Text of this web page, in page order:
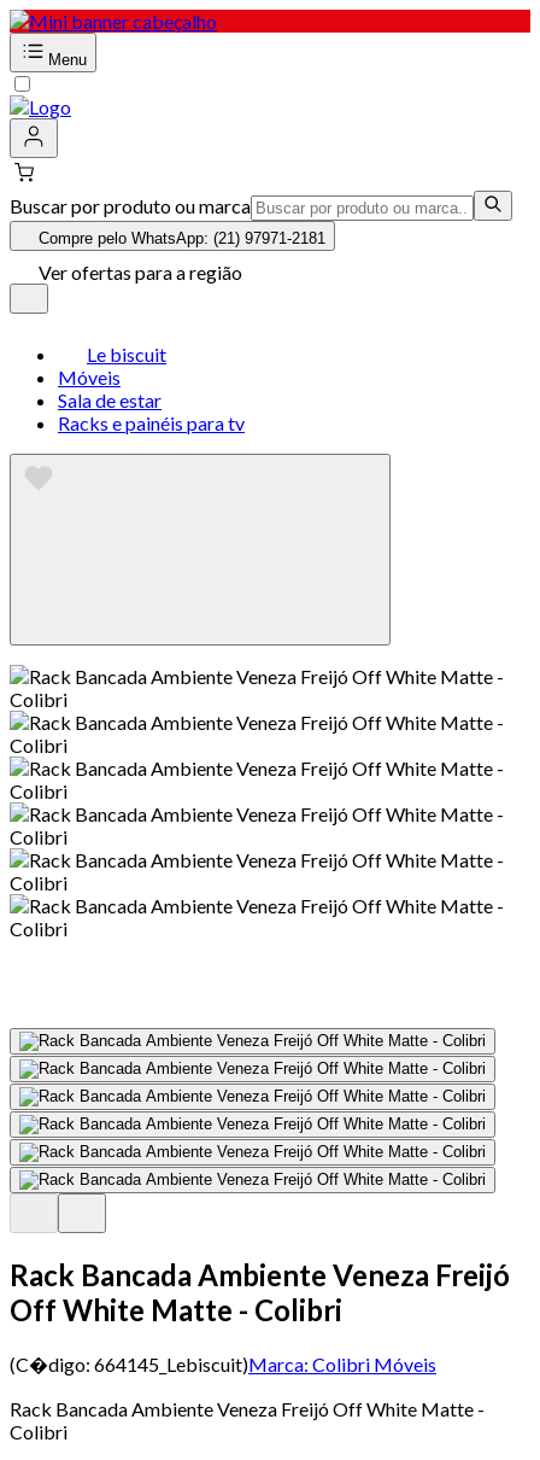
Menu
Buscar por produto ou marca
Compre pelo WhatsApp: (21) 97971-2181
Ver ofertas para a região
Le biscuit
Móveis
Sala de estar
Racks e painéis para tv
Rack Bancada Ambiente Veneza Freijó
Off White Matte - Colibri
(C�digo: 664145_Lebiscuit)Marca: Colibri Móveis
Rack Bancada Ambiente Veneza Freijó Off White Matte -
Colibri